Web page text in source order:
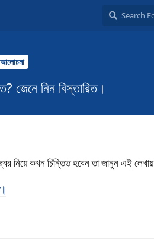
জেনে নিন বিস্তারিত।
নিয়ে কখন চিন্তিত হবেন তা জানুন এই লেখায়